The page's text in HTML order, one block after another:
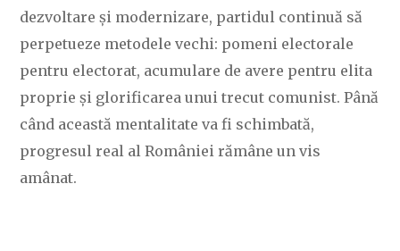
dezvoltare și modernizare, partidul continuă să
perpetueze metodele vechi: pomeni electorale
pentru electorat, acumulare de avere pentru elita
proprie și glorificarea unui trecut comunist. Până
când această mentalitate va fi schimbată,
progresul real al României rămâne un vis
amânat.